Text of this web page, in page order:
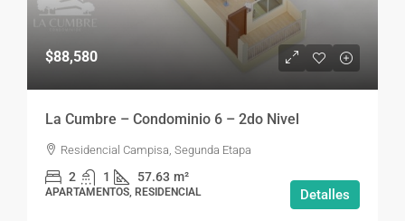
$88,580
La Cumbre – Condominio 6 – 2do Nivel
Residencial Campisa, Segunda Etapa
2 1 57.63 m²
APARTAMENTOS, RESIDENCIAL Detalles